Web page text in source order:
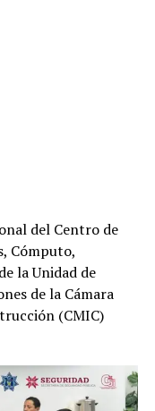
del Centro de
Cómputo,
la Unidad de
de la Cámara
(CMIC)